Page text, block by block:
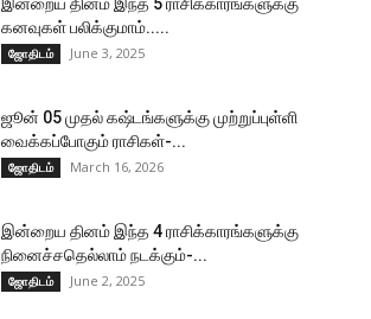
கனவுகள் பலிக்குமாம்.....
ஜோதிடம் June 3, 2025
ஜூன் 05 முதல் கஷ்டங்களுக்கு முற்றுப்புள்ளி
வைக்கப்போகும் ராசிகள்-...
ஜோதிடம் March 16, 2026
இன்றைய தினம் இந்த 4 ராசிக்காரங்களுக்கு
நினைச்சதெல்லாம் நடக்கும்-...
ஜோதிடம் June 2, 2025